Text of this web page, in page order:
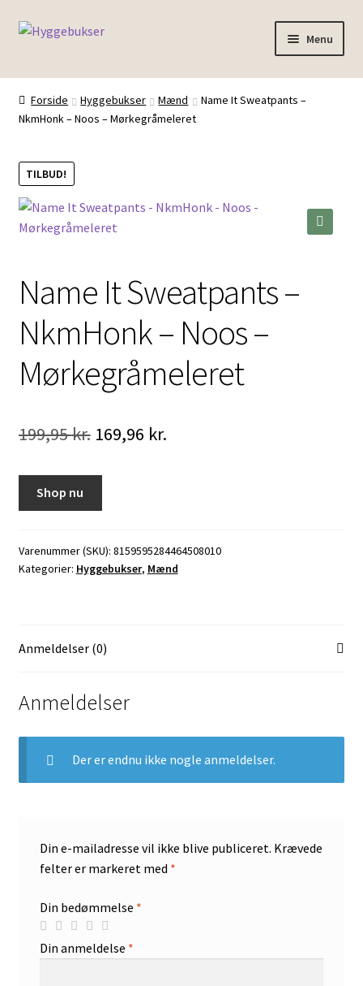
Spring
Spring
Menu
Forside
Inspiration
Forside Hyggebukser Mænd
Name It Sweatpants –
NkmHonk – Noos – Mørkegråmeleret
TILBUD!
Name It Sweatpants –
NkmHonk – Noos –
Mørkegråmeleret
199,95kr. Den
199,95 kr..
169,96 kr.Den
169,96 kr..
Shop nu
Varenummer (SKU): 8159595284464508010
Kategorier: Hyggebukser, Mænd
Anmeldelser (0)
Anmeldelser
Der er endnu ikke nogle anmeldelser.
Din e-mailadresse vil ikke blive publiceret. Krævede
felter er markeret med *
Din bedømmelse *
Din anmeldelse *